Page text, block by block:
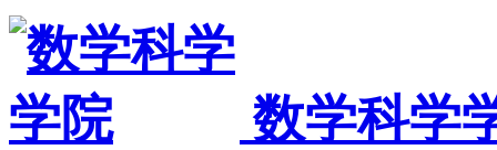
数学科学